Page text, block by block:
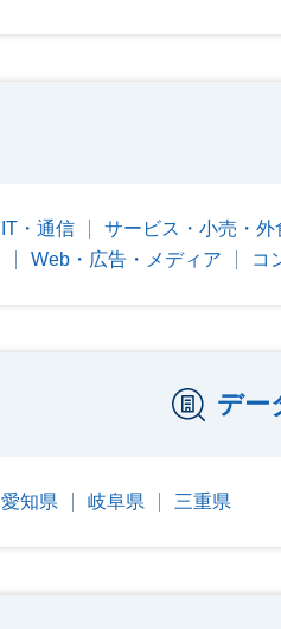
IT・通信 サービス・小売・外
Web・広告・メディア
コ
デー
愛知県 岐阜県 三重県